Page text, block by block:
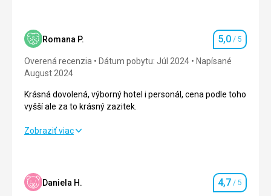
Romana P. Hodnotenie
5,0 / 5
Overená recenzia Dátum pobytu: Júl 2024
Napísané
August 2024
Krásná dovolená, výborný hotel i personál, cena podle toho
vyšší ale za to krásný zazitek.
Krásná dovolená, výborný hotel i personál, cena podle toho
Ubytovanie 5,0/ 5
Zobraziť viac
Daniela H. Hodnotenie
4,7 / 5